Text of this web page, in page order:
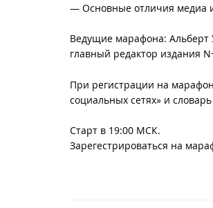
— Основные отличия медиа и
Ведущие марафона: Альберт
главный редактор издания
При регистрации на
социальных сетях» и
Старт в 19:00 МСК.
Зарегестрироваться на